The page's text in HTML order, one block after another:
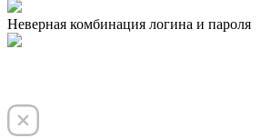
Неверная комбинация логина и пароля